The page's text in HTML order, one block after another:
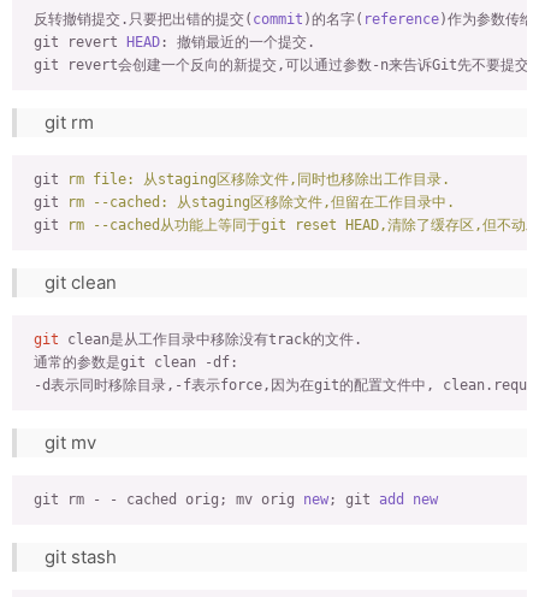
反转撤销提交.只要把出错的提交( commit )的名字( reference)作为参数传
git revert
HEAD : 撤销最近的一个提交.
git rm
git
rm file: 从staging区移除文件,同时也移除出工作目录.
git
rm --cached: 从staging区移除文件,但留在工作目录中.
git
rm --cached从功能上等同于git reset HEAD,清除了缓存区,但不动
git clean
git clean是从工作目录中移除没有track的文件.
通常的参数是git clean -df:
-d表示同时移除目录,-f表示force,因为在git的配置文件中,
git mv
git rm - - cached orig; mv orig new; git add new
git stash